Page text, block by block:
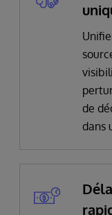
de
dans